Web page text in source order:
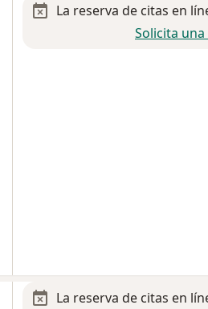
La reserva de citas en
Solicita una
La reserva de citas en